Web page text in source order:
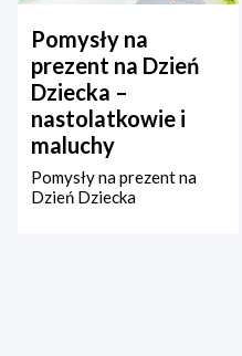
Pomysły na
prezent na Dzień
Dziecka –
nastolatkowie i
maluchy
Pomysły na prezent na
Dzień Dziecka